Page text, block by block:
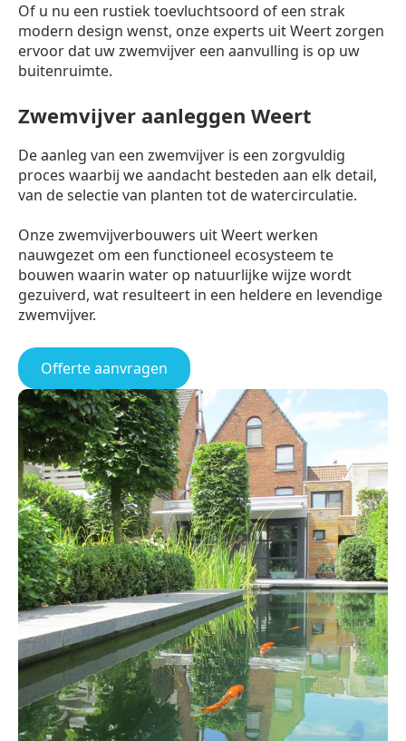
Of u nu een rustiek toevluchtsoord of een strak
modern design wenst, onze experts uit Weert zorgen
ervoor dat uw zwemvijver een aanvulling is op uw
buitenruimte.
Zwemvijver aanleggen Weert
De aanleg van een zwemvijver is een zorgvuldig
proces waarbij we aandacht besteden aan elk detail,
van de selectie van planten tot de watercirculatie.
Onze zwemvijverbouwers uit Weert werken
nauwgezet om een functioneel ecosysteem te
bouwen waarin water op natuurlijke wijze wordt
gezuiverd, wat resulteert in een heldere en levendige
zwemvijver.
Offerte aanvragen